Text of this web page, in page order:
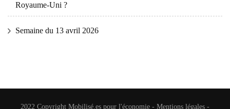
Royaume-Uni ?
Semaine du 13 avril 2026
2022 Copyright Mobilisé.es pour l'économie - Mentions légales -